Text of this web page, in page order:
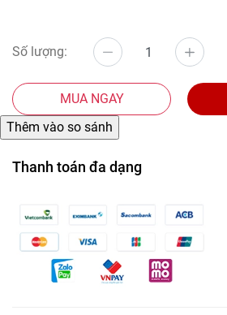
Số lượng:
MUA NGAY
Thanh toán đa dạng